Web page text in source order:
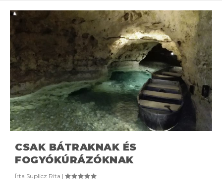
CSAK BÁTRAKNAK ÉS
FOGYÓKÚRÁZÓKNAK
Írta Suplicz Rita |